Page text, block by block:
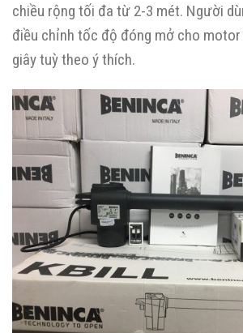
chiều rộng tối đa từ 2-3 mét. Người
điều chỉnh tốc độ đóng mở cho
giây tuỳ theo ý thích.